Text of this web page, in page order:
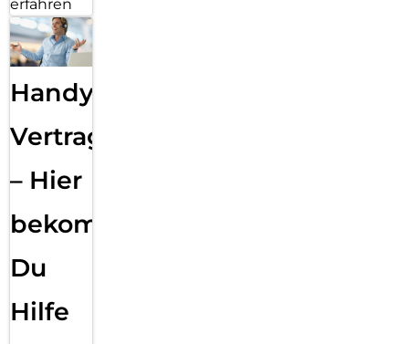
erfahren
Handy
Vertragsabwicklung
– Hier
bekommst
Du
Hilfe